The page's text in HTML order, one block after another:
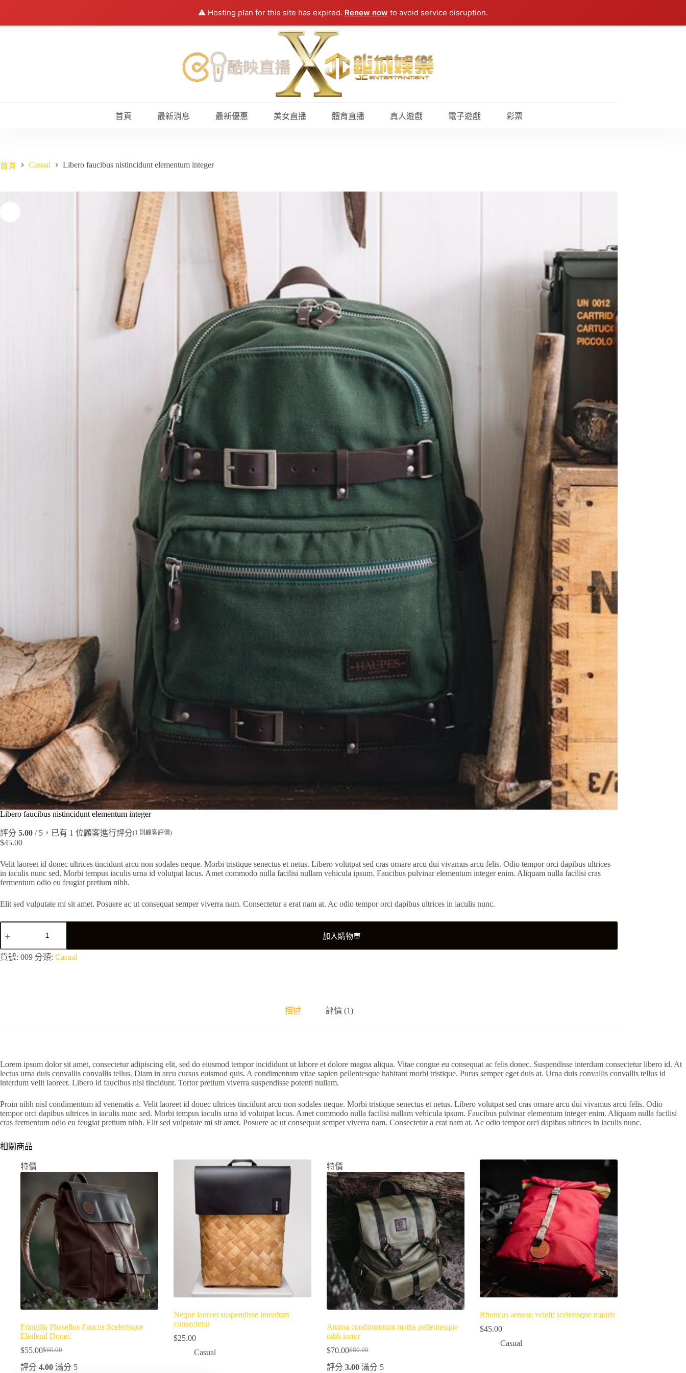
⚠️ Hosting plan for this site has expired. Renew now to avoid service disruption.
首頁 最新消息 最新優惠 美女直播 體育直播 真人遊戲 電子遊戲 彩票
首頁 Casual Libero faucibus nistincidunt elementum integer
Libero faucibus nistincidunt elementum integer
評分 5.00 / 5，已有 1 位顧客進行評分(1 則顧客評價)
$45.00
Velit laoreet id donec ultrices tincidunt arcu non sodales neque. Morbi tristique senectus et netus. Libero volutpat sed cras ornare arcu dui vivamus arcu felis. Odio tempor orci dapibus ultrices
in iaculis nunc sed. Morbi tempus iaculis urna id volutpat lacus. Amet commodo nulla facilisi nullam vehicula ipsum. Faucibus pulvinar elementum integer enim. Aliquam nulla facilisi cras
fermentum odio eu feugiat pretium nibh.
Elit sed vulputate mi sit amet. Posuere ac ut consequat semper viverra nam. Consectetur a erat nam at. Ac odio tempor orci dapibus ultrices in iaculis nunc.
Libero
faucibus
elementum
integer
加入購物車
貨號: 009 分類: Casual
描述 評價 (1)
Lorem ipsum dolor sit amet, consectetur adipiscing elit, sed do eiusmod tempor incididunt ut labore et dolore magna aliqua. Vitae congue eu consequat ac felis donec. Suspendisse interdum consectetur libero id. At
lectus urna duis convallis convallis tellus. Diam in arcu cursus euismod quis. A condimentum vitae sapien pellentesque habitant morbi tristique. Purus semper eget duis at. Urna duis convallis convallis tellus id
interdum velit laoreet. Libero id faucibus nisl tincidunt. Tortor pretium viverra suspendisse potenti nullam.
Proin nibh nisl condimentum id venenatis a. Velit laoreet id donec ultrices tincidunt arcu non sodales neque. Morbi tristique senectus et netus. Libero volutpat sed cras ornare arcu dui vivamus arcu felis. Odio
tempor orci dapibus ultrices in iaculis nunc sed. Morbi tempus iaculis urna id volutpat lacus. Amet commodo nulla facilisi nullam vehicula ipsum. Faucibus pulvinar elementum integer enim. Aliquam nulla facilisi
cras fermentum odio eu feugiat pretium nibh. Elit sed vulputate mi sit amet. Posuere ac ut consequat semper viverra nam. Consectetur a erat nam at. Ac odio tempor orci dapibus ultrices in iaculis nunc.
相關商品
特價
Fringilla Phasellus Faucus Scelerisque
Eleifend Donec
$60.00
始
$55.00
前
評分 4.00 滿分 5
Neque laoreet suspendisse interdum
consectetur
$25.00
Casual
特價
Aturna condimentum mattis pellentesque
nibh tortor
$80.00
始
$70.00
前
評分 3.00滿分 5
Rhoncus aenean velelit scelerisque mauris
$45.00
Casual